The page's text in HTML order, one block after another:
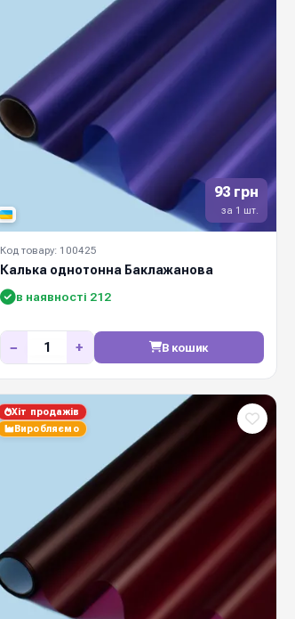
93 грн
за 1 шт.
Код товару: 100425
Калька однотонна Баклажанова
в наявності 212
− + В кошик
Хіт продажів
Виробляємо